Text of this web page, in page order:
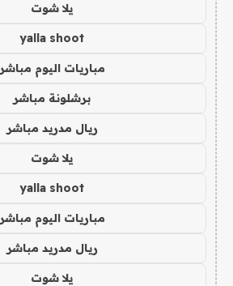
يلا شوت
yalla shoot
مباريات اليوم مباشر
برشلونة مباشر
ريال مدريد مباشر
يلا شوت
yalla shoot
مباريات اليوم مباشر
ريال مدريد مباشر
يلا شوت